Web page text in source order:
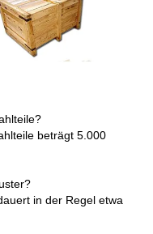
beträgt 5.000
in der Regel etwa